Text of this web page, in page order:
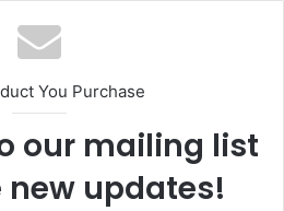
You Purchase
our mailing list
new updates!